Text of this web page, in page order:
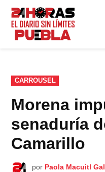
Saltar
contenido
PUBLICADO
EN
CARROUSEL
Morena
senaduría
Camarillo
por Paola Macuitl